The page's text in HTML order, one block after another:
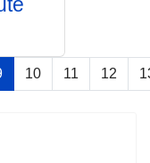
Pagina 9 di 77
10 11 12